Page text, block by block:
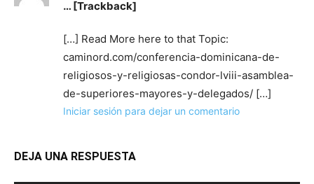
… [Trackback]
[…] Read More here to that Topic:
caminord.com/conferencia-dominicana-de-
religiosos-y-religiosas-condor-lviii-asamblea-
de-superiores-mayores-y-delegados/ […]
Iniciar sesión para dejar un comentario
DEJA UNA RESPUESTA